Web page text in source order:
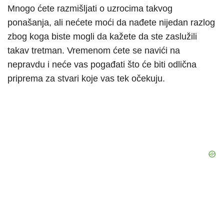
Mnogo ćete razmišljati o uzrocima takvog
ponašanja, ali nećete moći da nađete nijedan razlog
zbog koga biste mogli da kažete da ste zaslužili
takav tretman. Vremenom ćete se navići na
nepravdu i neće vas pogađati što će biti odlična
priprema za stvari koje vas tek očekuju.